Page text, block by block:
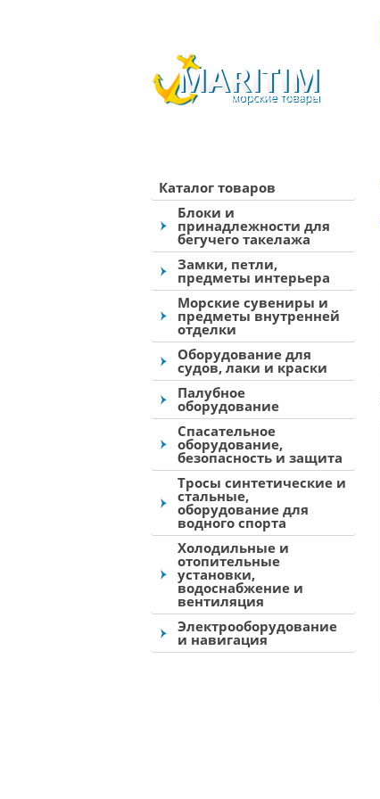
Каталог товаров
Блоки и
принадлежности для
бегучего такелажа
Замки, петли,
предметы интерьера
Морские сувениры и
предметы внутренней
отделки
Оборудование для
судов, лаки и краски
Палубное
оборудование
Спасательное
оборудование,
безопасность и защита
Тросы синтетические и
стальные,
оборудование для
водного спорта
Холодильные и
отопительные
установки,
водоснабжение и
вентиляция
Электрооборудование
и навигация